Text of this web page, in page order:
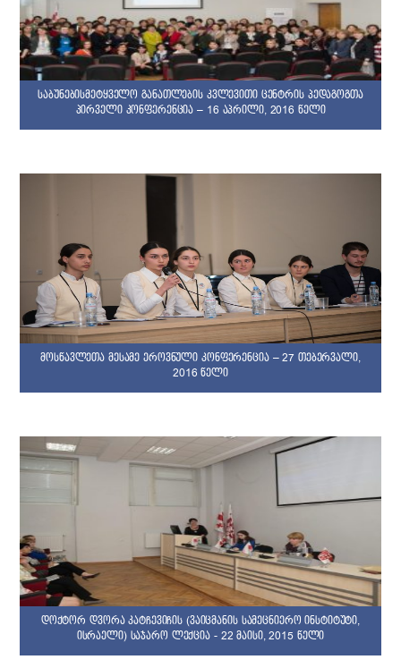
საბუნებისმეტყველო განათლების კვლევითი ცენტრის პედაგოგთა
პირველი კონფერენცია – 16 აპრილი, 2016 წელი
მოსწავლეთა მესამე ეროვნული კონფერენცია – 27 თებერვალი,
2016 წელი
დოქტორ დვორა კატჩევიჩის (ვაიცმანის სამეცნიერო ინსტიტუტი,
ისრაელი) საჯარო ლექცია - 22 მაისი, 2015 წელი